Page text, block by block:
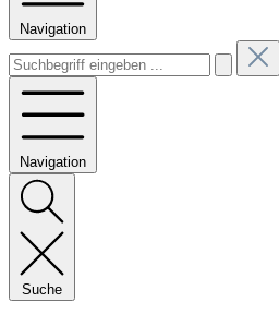
Navigation
Navigation
Suche